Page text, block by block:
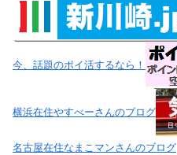
今、話題のポイ活するなら！
横浜在住やすべーさんのブログ
名古屋在住なまこマンさんのブログ